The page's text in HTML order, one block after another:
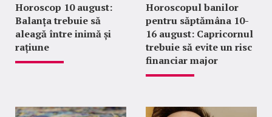
Horoscop 10 august:
Balanța trebuie să
aleagă între inimă și
rațiune
Horoscopul banilor
pentru săptămâna 10-
16 august: Capricornul
trebuie să evite un risc
financiar major